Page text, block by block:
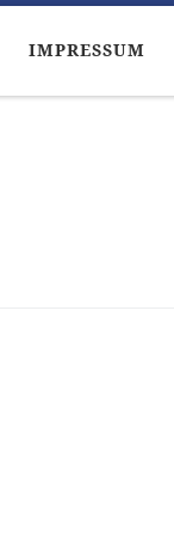
IMPRESSUM